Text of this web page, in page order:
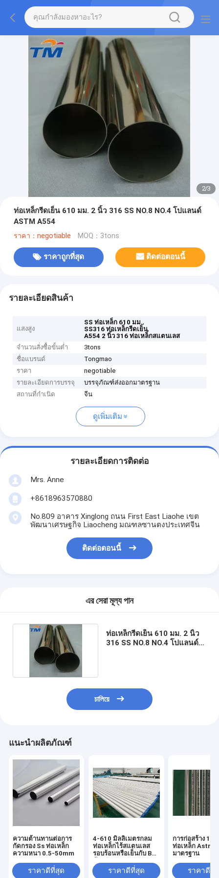
2/3
ท่อเหล็กรีดเย็น 610 มม. 2 นิ้ว 316 SS NO.8 NO.4 โปแลนด์
ASTM A554
ราคา：negotiable MOQ：3tons
ราคาถูกที่สุด ติดต่อตอนนี้
รายละเอียดสินค้า
แสงสูง
SS ท่อเหล็ก 610 มม.,
SS316 ท่อเหล็กรีดเย็น,
A554 2 นิ้ว 316 ท่อเหล็กสแตนเลส
จำนวนสั่งซื้อขั้นต่ำ
3tons
ชื่อแบรนด์
Tongmao
ราคา
negotiable
รายละเอียดการบรรจุ
บรรจุภัณฑ์ส่งออกมาตรฐาน
สถานที่กำเนิด
จีน
ดูเพิ่มเติม
รายละเอียดการติดต่อ
Mrs. Anne
+8618963570880
No.809 อาคาร Xinglong ถนน First East Liaohe เขต
พัฒนาเศรษฐกิจ Liaocheng มณฑลซานตงประเทศจีน
ติดต่อตอนนี้
এর সেরা মূল্য পান
ท่อเหล็กรีดเย็น 610 มม. 2 นิ้ว
316 SS NO.8 NO.4 โปแลนด์
চালিয়ে
แนะนำผลิตภัณฑ์
ความต้านทานต่อการ
กัดกรอง Ss ท่อเหล็ก
ความหนา 0.5-50mm
ราคาดีที่สุด
4-610 มิลลิเมตรกลม
ท่อเหล็กไร้สแตนเลส
รอบร้อนหรือเย็นกับ Ba
ราคาดีที่สุด
การก่อสร้าง
ท่อเหล็ก Astm
มาตรฐาน
ราคาดีที่